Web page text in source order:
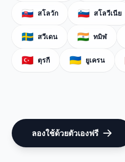
🇸🇰 สโลวัก 🇸🇮 สโลวีเนีย
🇸🇪 สวีเดน 🇮🇳 ทมิฬ
🇹🇷 ตุรกี 🇺🇦 ยูเครน
ลองใช้ด้วยตัวเองฟรี